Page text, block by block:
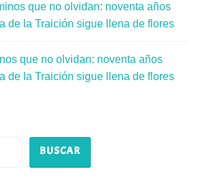
que no olvidan: noventa años
de la Traición sigue llena de flores
que no olvidan: noventa años
de la Traición sigue llena de flores
BUSCAR